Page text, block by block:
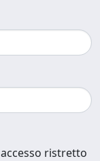
ristretto